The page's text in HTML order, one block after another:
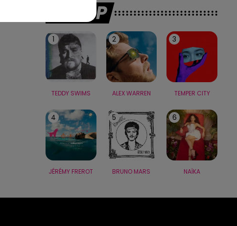
LE TOP
1
TEDDY SWIMS
2
ALEX WARREN
3
TEMPER CITY
4
JÉRÉMY FREROT
5
BRUNO MARS
6
NAÏKA